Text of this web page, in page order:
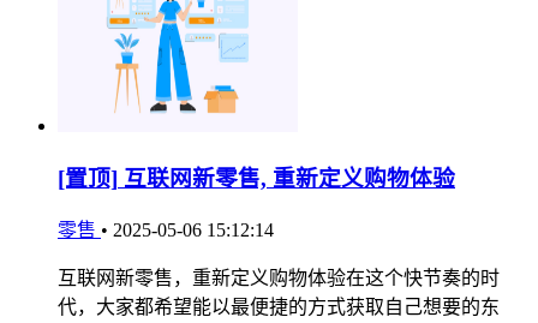
[置顶] 互联网新零售, 重新定义购物体验
零售 • 2025-05-06 15:12:14
互联网新零售，重新定义购物体验在这个快节奏的时
代，大家都希望能以最便捷的方式获取自己想要的东